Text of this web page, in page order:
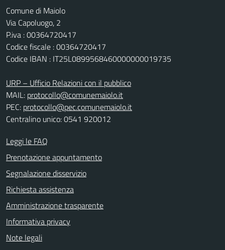
Comune di Maiolo
Via Capoluogo, 2
P.iva : 00364720417
Codice fiscale : 00364720417
Codice IBAN : IT25L0899568460000000019735
URP – Ufficio Relazioni con il pubblico
MAIL: protocollo@comunemaiolo.it
PEC: protocollo@pec.comunemaiolo.it
Centralino unico: 0541 920012
Leggi le FAQ
Prenotazione appuntamento
Segnalazione disservizio
Richiesta assistenza
Amministrazione trasparente
Informativa privacy
Note legali